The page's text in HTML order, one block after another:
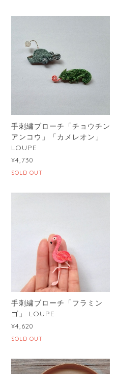
手刺繍ブローチ「チョウチン
アンコウ」「カメレオン」
LOUPE
¥4,730
SOLD OUT
手刺繍ブローチ「フラミン
ゴ」 LOUPE
¥4,620
SOLD OUT